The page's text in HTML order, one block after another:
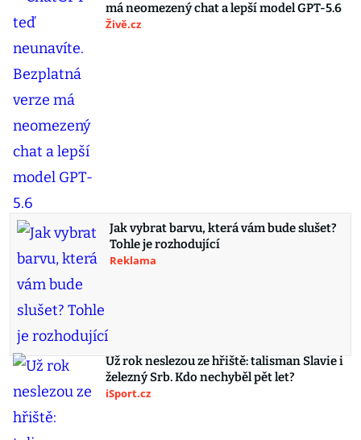
má neomezený chat a lepší model GPT-5.6
Živě.cz
Jak vybrat barvu, která vám bude slušet?
Tohle je rozhodující
Reklama
Už rok neslezou ze hřiště: talisman Slavie i
železný Srb. Kdo nechyběl pět let?
iSport.cz